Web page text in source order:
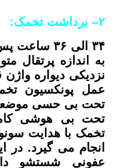
۲– برداشت تخمک:
به اندازه پرتقال
نزدیکی دیواره
عمل پونکسیون
تحت بی حسی موضعی
تحت بی هوشی
تخمک با هدایت
انجام می گیرد.
عفونی شستشو